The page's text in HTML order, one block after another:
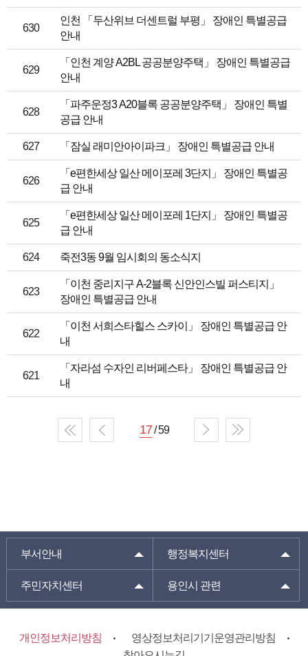
630
인천 「두산위브 더센트럴 부평」 장애인 특별공급
안내
629
「인천 계양 A2BL 공공분양주택」 장애인 특별공급
안내
628
「파주운정3 A20블록 공공분양주택」 장애인 특별
공급 안내
627 「잠실 래미안아이파크」 장애인 특별공급 안내
626
「e편한세상 일산 메이포레 3단지」 장애인 특별공
급 안내
625
「e편한세상 일산 메이포레 1단지」 장애인 특별공
급 안내
624 죽전3동 9월 임시회의 동소식지
623
「이천 중리지구 A-2블록 신안인스빌 퍼스티지」
장애인 특별공급 안내
622
「이천 서희스타힐스 스카이」 장애인 특별공급 안
내
621
「자라섬 수자인 리버페스타」 장애인 특별공급 안
내
17/ 59
부서안내 행정복지센터
주민자치센터 용인시 관련
개인정보처리방침
영상정보처리기기운영관리방침